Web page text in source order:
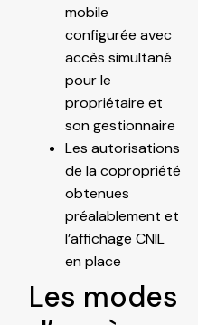
mobile
configurée avec
accès simultané
pour le
propriétaire et
son gestionnaire
Les autorisations
de la copropriété
obtenues
préalablement et
l’affichage CNIL
en place
Les modes